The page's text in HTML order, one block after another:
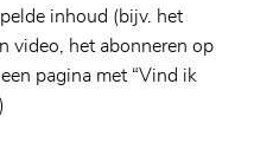
inhoud (bijv. het
video, het abonneren op
pagina met “Vind ik